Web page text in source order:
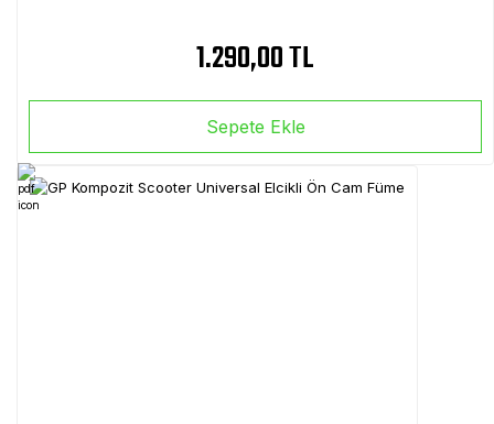
1.290,00 TL
Sepete Ekle